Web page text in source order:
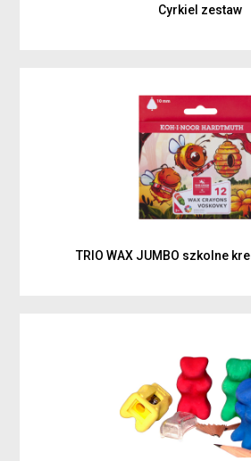
Cyrkiel zestaw
TRIO WAX JUMBO szkolne